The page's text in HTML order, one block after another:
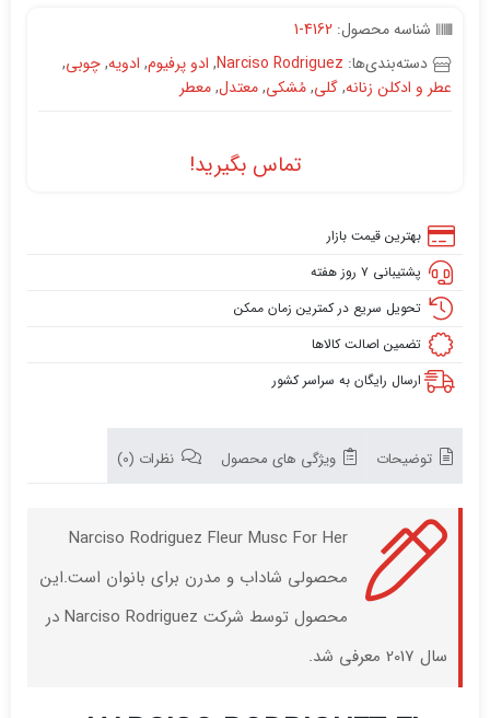
شناسه محصول: 4162-1
دسته‌بندی‌ها: Narciso Rodriguez
, ادو پرفیوم, ادویه,چوبی,
عطر و ادکلن زنانه,گلی,مُشکی,معتدل,معطر
تماس بگیرید!
بهترین قیمت بازار
پشتیبانی ۷ روز هفته
تحویل سریع در کمترین زمان ممکن
تضمین اصالت کالاها
ارسال رایگان به سراسر کشور
توضیحات ویژگی های محصول نظرات (0)
Narciso Rodriguez Fleur Musc For Her
محصولی شاداب و مدرن برای بانوان است.این
محصول توسط شرکت Narciso Rodriguez در
سال 2017 معرفی شد.